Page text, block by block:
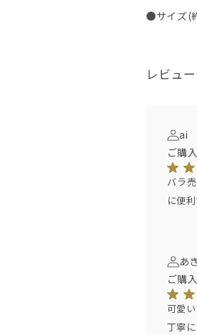
●サイズ(
レビュー
ai
ご購
バラ
に便
あき
ご購
可愛
丁寧